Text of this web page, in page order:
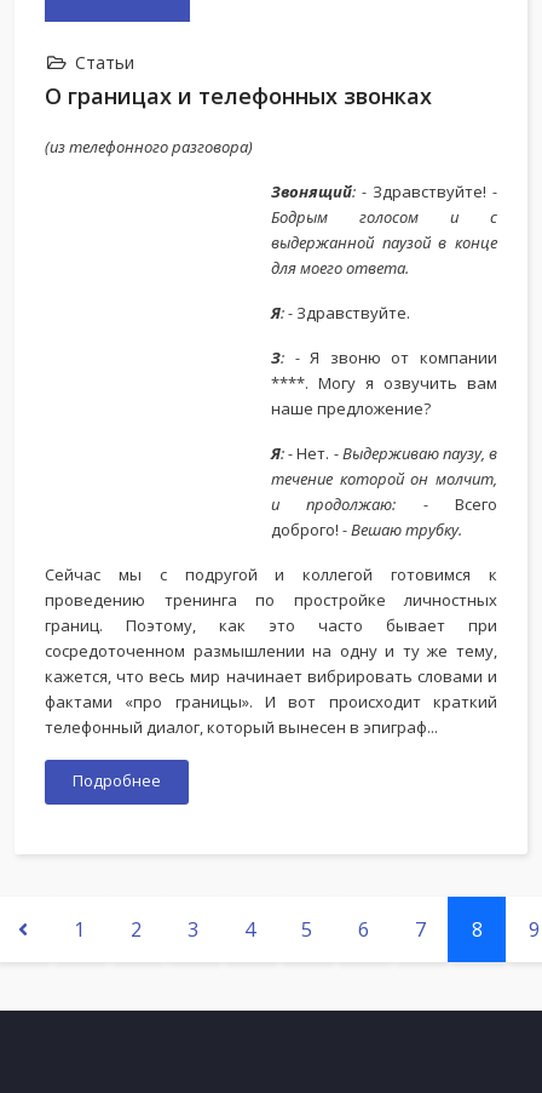
Статьи
О границах и телефонных звонках
(из телефонного разговора)
Звонящий: - Здравствуйте! -
Бодрым голосом и с
выдержанной паузой в конце
для моего ответа.
Я: - Здравствуйте.
З: -Я звоню от компании
****. Могу я озвучить вам
наше предложение?
Я: -Нет. - Выдерживаю паузу, в
течение которой он молчит,
и продолжаю: - Всего
доброго! - Вешаю трубку.
Сейчас мы с подругой и коллегой готовимся к
проведению тренинга по простройке личностных
границ. Поэтому, как это часто бывает при
сосредоточенном размышлении на одну и ту же тему,
кажется, что весь мир начинает вибрировать словами и
фактами «про границы». И вот происходит краткий
телефонный диалог, который вынесен в эпиграф...
Подробнее
1 2 3 4 5 6 7 8 9